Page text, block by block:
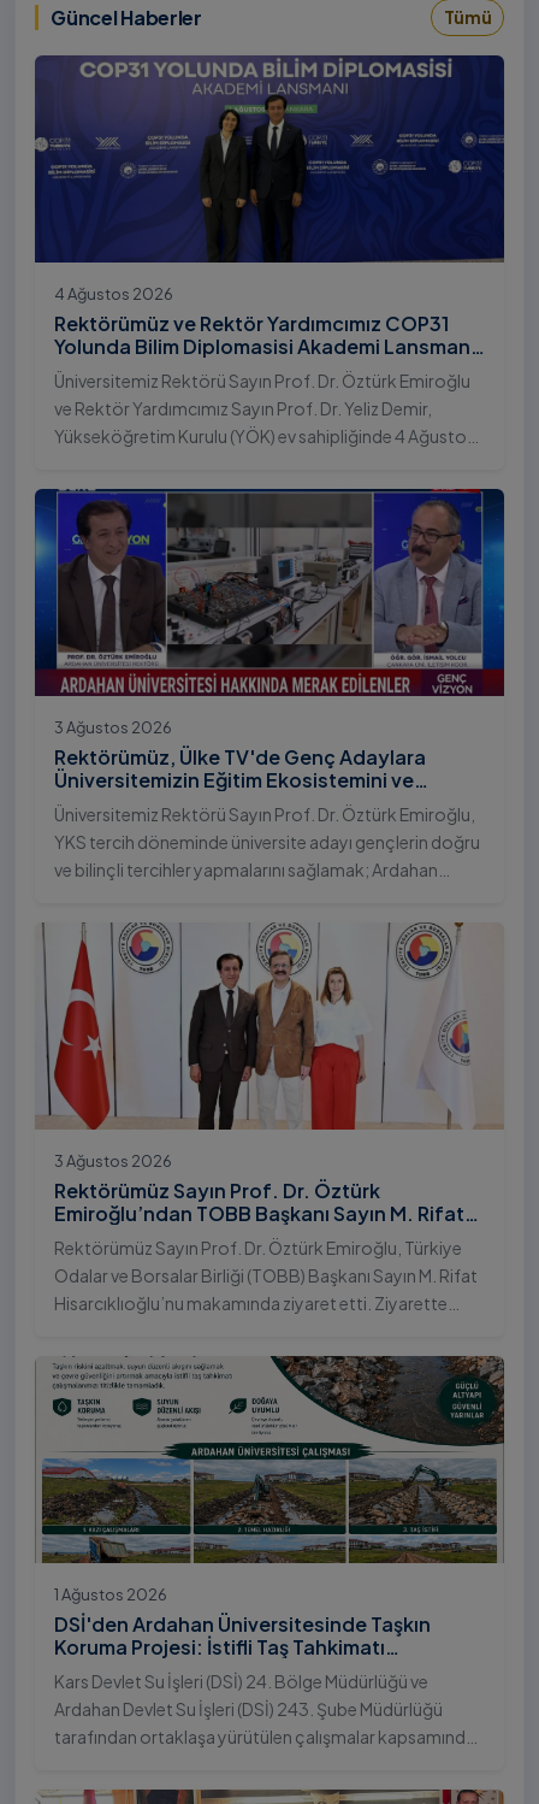
Güncel Haberler Tümü
4 Ağustos 2026
Rektörümüz ve Rektör Yardımcımız COP31
Yolunda Bilim Diplomasisi Akademi Lansmanı
Toplantısına Katıldı
Üniversitemiz Rektörü Sayın Prof. Dr. Öztürk Emiroğlu
ve Rektör Yardımcımız Sayın Prof. Dr. Yeliz Demir,
Yükseköğretim Kurulu (YÖK) ev sahipliğinde 4 Ağustos
Bilim Diplomasisi: Akademi Lansmanı” programına
katıldı.
3 Ağustos 2026
Rektörümüz, Ülke TV'de Genç Adaylara
Üniversitemizin Eğitim Ekosistemini ve
Sunduğu Nitelikli İmkânları Anlattı
Üniversitemiz Rektörü Sayın Prof. Dr. Öztürk Emiroğlu,
YKS tercih döneminde üniversite adayı gençlerin doğru
ve bilinçli tercihler yapmalarını sağlamak; Ardahan
çeşitliliğini ve nitelikli imkânlarını aktarmak üzere Ülke TV
ekranlarında yayımlanan "Genç Vizyon" programına
canlı yayın konuğu olarak katıldı.
3 Ağustos 2026
Rektörümüz Sayın Prof. Dr. Öztürk
Emiroğlu’ndan TOBB Başkanı Sayın M. Rifat
Hisarcıklıoğlu’na Ziyaret
Rektörümüz Sayın Prof. Dr. Öztürk Emiroğlu, Türkiye
Odalar ve Borsalar Birliği (TOBB) Başkanı Sayın M. Rifat
Hisarcıklıoğlu’nu makamında ziyaret etti. Ziyarette
Emiroğlu Hanımefendi eşlik etti.
1 Ağustos 2026
DSİ'den Ardahan Üniversitesinde Taşkın
Koruma Projesi: İstifli Taş Tahkimatı
Çalışmaları Tamamlandı
Kars Devlet Su İşleri (DSİ) 24. Bölge Müdürlüğü ve
Ardahan Devlet Su İşleri (DSİ) 243. Şube Müdürlüğü
tarafından ortaklaşa yürütülen çalışmalar kapsamında,
"İstifli Taş Tahkimatı" projesi titizlikle tamamlandı.